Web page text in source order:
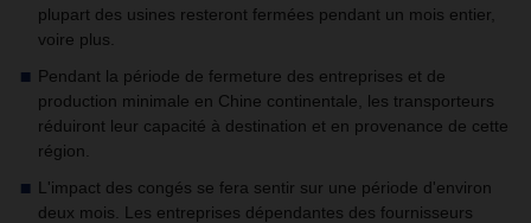
plupart des usines resteront fermées pendant un mois entier,
voire plus.
Pendant la période de fermeture des entreprises et de
production minimale en Chine continentale, les transporteurs
réduiront leur capacité à destination et en provenance de cette
région.
L'impact des congés se fera sentir sur une période d'environ
deux mois. Les entreprises dépendantes des fournisseurs